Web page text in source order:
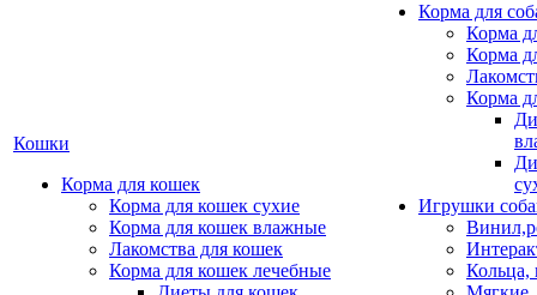
Кошки
Корма для кошек
Корма для кошек сухие
Корма для кошек влажные
Лакомства для кошек
Корма для кошек лечебные
Корма для
Корма
Корма
Корма
Игрушки
Кольца,